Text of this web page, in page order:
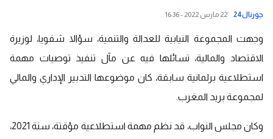
جورنال24 22 مارس 2022 - 16:36
وجهت المجموعة النيابية للعدالة والتنمية، سؤالا شفويا، لوزيرة
الاقتصاد والمالية، تسائلها فيه عن مآل تنفيذ توصيات مهمة
استطلاعية برلمانية سابقة، كان موضوعها التدبير الإداري والمالي
لمجموعة بريد المغرب.
وكان مجلس النواب، قد نظم مهمة استطلاعية مؤقتة، سنة 2021،